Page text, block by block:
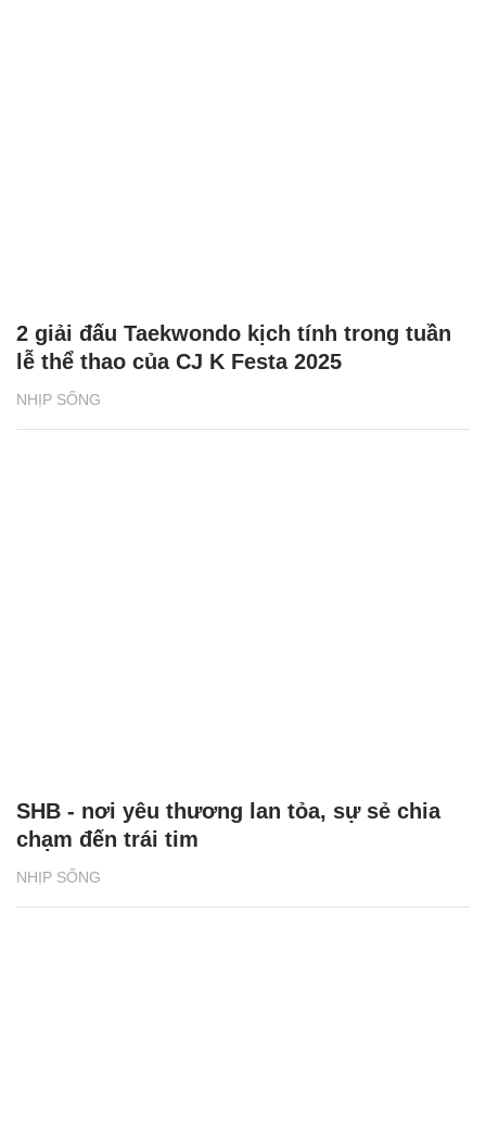
NHỊP SỐNG
2 giải đấu Taekwondo kịch tính trong tuần
lễ thể thao của CJ K Festa 2025
NHỊP SỐNG
SHB - nơi yêu thương lan tỏa, sự sẻ chia
chạm đến trái tim